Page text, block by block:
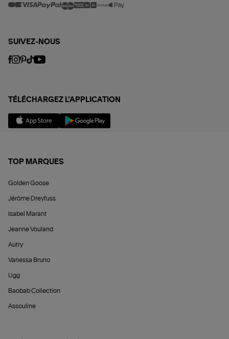
SUIVEZ-NOUS
TÉLÉCHARGEZ L'APPLICATION
TOP MARQUES
Golden Goose
Jérôme Dreyfuss
Isabel Marant
Jeanne Vouland
Autry
Vanessa Bruno
Ugg
Baobab Collection
Assouline